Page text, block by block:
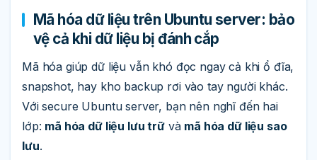
Mã hóa dữ liệu trên Ubuntu server: bảo
vệ cả khi dữ liệu bị đánh cắp
Mã hóa giúp dữ liệu vẫn khó đọc ngay cả khi ổ đĩa,
snapshot, hay kho backup rơi vào tay người khác.
Với secure Ubuntu server, bạn nên nghĩ đến hai
lớp: mã hóa dữ liệu lưu trữvà mã hóa dữ liệu sao
lưu.